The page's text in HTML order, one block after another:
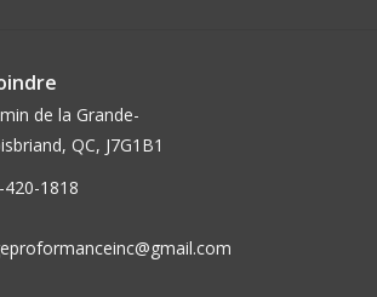
de la Grande-
QC, J7G1B1
420-1818